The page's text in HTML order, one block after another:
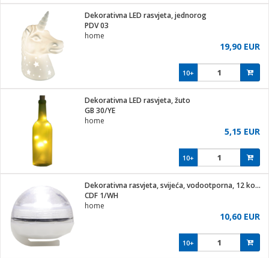
Dekorativna LED rasvjeta, jednorog
PDV 03
home
19,90 EUR
10+
Dekorativna LED rasvjeta, žuto
GB 30/YE
home
5,15 EUR
10+
Dekorativna rasvjeta, svijeća, vodootporna, 12 komada
CDF 1/WH
home
10,60 EUR
10+